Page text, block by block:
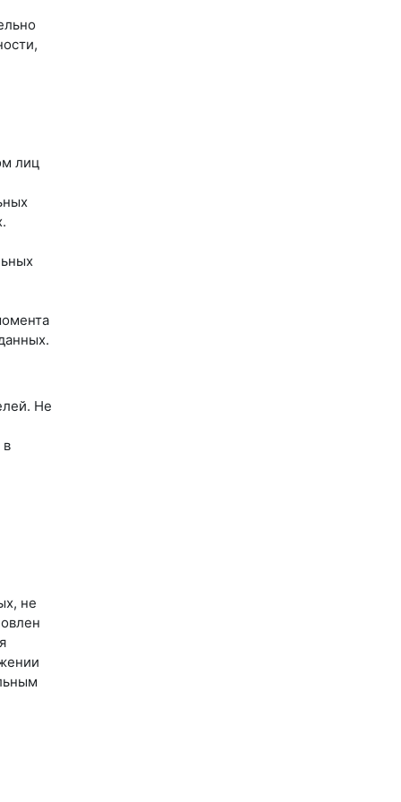
лиц
Не
в
не